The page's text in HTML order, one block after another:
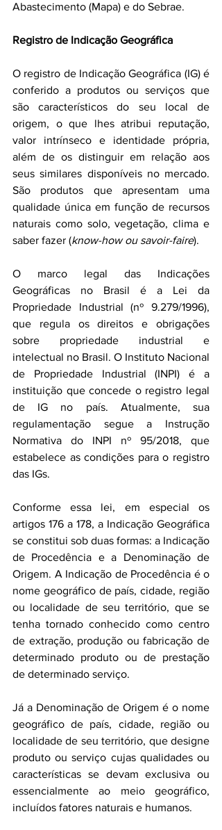
Abastecimento (Mapa) e do Sebrae.
Registro de Indicação Geográfica
O registro de Indicação Geográfica (IG) é
conferido a produtos ou serviços que
são característicos do seu local de
origem, o que lhes atribui reputação,
valor intrínseco e identidade própria,
além de os distinguir em relação aos
seus similares disponíveis no mercado.
São produtos que apresentam uma
qualidade única em função de recursos
naturais como solo, vegetação, clima e
saber fazer (know-how ou savoir-faire).
O marco legal das Indicações
Geográficas no Brasil é a Lei da
Propriedade Industrial (nº 9.279/1996),
que regula os direitos e obrigações
sobre propriedade industrial e
intelectual no Brasil. O Instituto Nacional
de Propriedade Industrial (INPI) é a
instituição que concede o registro legal
de IG no país. Atualmente, sua
regulamentação segue a Instrução
Normativa do INPI nº 95/2018, que
estabelece as condições para o registro
das IGs.
Conforme essa lei, em especial os
artigos 176 a 178, a Indicação Geográfica
se constitui sob duas formas: a Indicação
de Procedência e a Denominação de
Origem. A Indicação de Procedência é o
nome geográfico de país, cidade, região
ou localidade de seu território, que se
tenha tornado conhecido como centro
de extração, produção ou fabricação de
determinado produto ou de prestação
de determinado serviço.
Já a Denominação de Origem é o nome
geográfico de país, cidade, região ou
localidade de seu território, que designe
produto ou serviço cujas qualidades ou
características se devam exclusiva ou
essencialmente ao meio geográfico,
incluídos fatores naturais e humanos.